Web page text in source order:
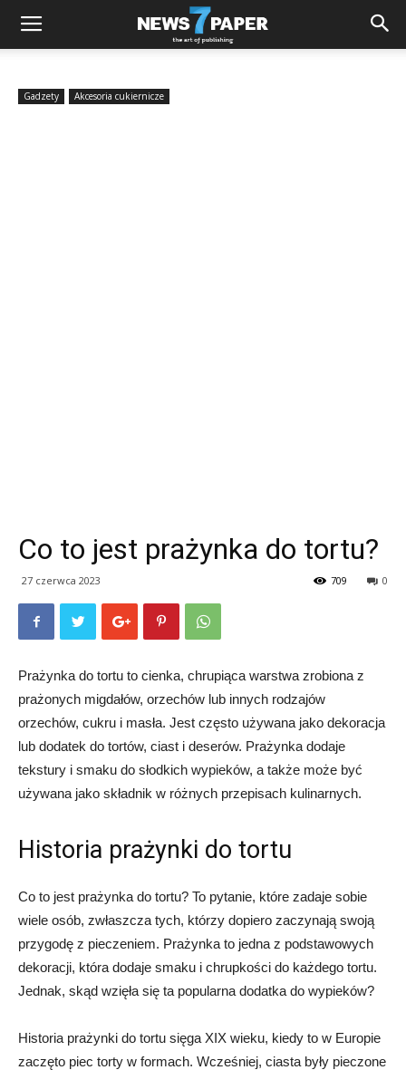
Gadzety Akcesoria cukiernicze
Co to jest prażynka do tortu?
27 czerwca 2023 0
709
Prażynka do tortu to cienka, chrupiąca warstwa zrobiona z
prażonych migdałów, orzechów lub innych rodzajów
orzechów, cukru i masła. Jest często używana jako dekoracja
lub dodatek do tortów, ciast i deserów. Prażynka dodaje
tekstury i smaku do słodkich wypieków, a także może być
używana jako składnik w różnych przepisach kulinarnych.
Historia prażynki do tortu
Co to jest prażynka do tortu? To pytanie, które zadaje sobie
wiele osób, zwłaszcza tych, którzy dopiero zaczynają swoją
przygodę z pieczeniem. Prażynka to jedna z podstawowych
dekoracji, która dodaje smaku i chrupkości do każdego tortu.
Jednak, skąd wzięła się ta popularna dodatka do wypieków?
Historia prażynki do tortu sięga XIX wieku, kiedy to w Europie
zaczęto piec torty w formach. Wcześniej, ciasta były pieczone